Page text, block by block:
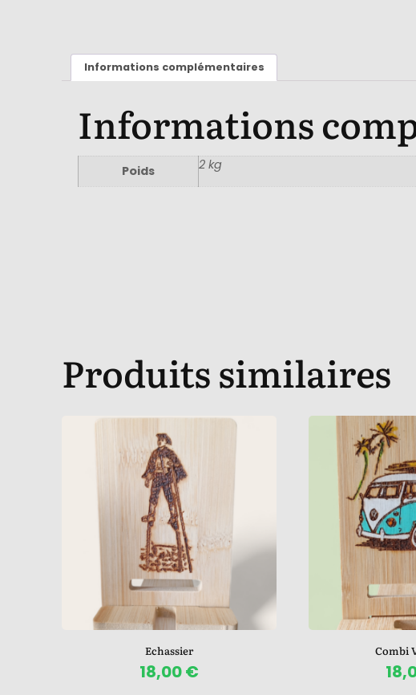
Informations complémentaires
Informations
Poids 2 kg
Produits similaires
Echassier
18,00€
Combi